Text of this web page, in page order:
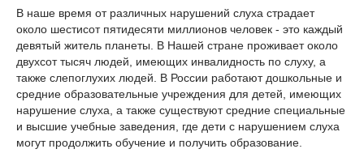
В наше время от различных нарушений слуха страдает
около шестисот пятидесяти миллионов человек - это каждый
девятый житель планеты. В Нашей стране проживает около
двухсот тысяч людей, имеющих инвалидность по слуху, а
также слепоглухих людей. В России работают дошкольные и
средние образовательные учреждения для детей, имеющих
нарушение слуха, а также существуют средние специальные
и высшие учебные заведения, где дети с нарушением слуха
могут продолжить обучение и получить образование.